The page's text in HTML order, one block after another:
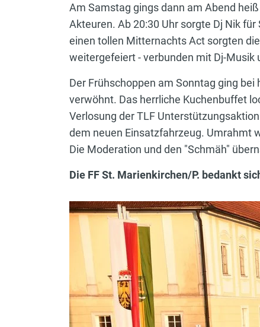
Am Samstag gings dann am Abend
Akteuren. Ab 20:30 Uhr sorgte Dj Nik
einen tollen Mitternachts Act sorgten
weitergefeiert - verbunden mit Dj-Musik
Der Frühschoppen am Sonntag ging
verwöhnt. Das herrliche Kuchenbuffet
Verlosung der TLF
dem neuen Einsatzfahrzeug. Umrahmt
Die Moderation und den "Schmäh"
Die FF St. Marienkirchen/P. bedankt